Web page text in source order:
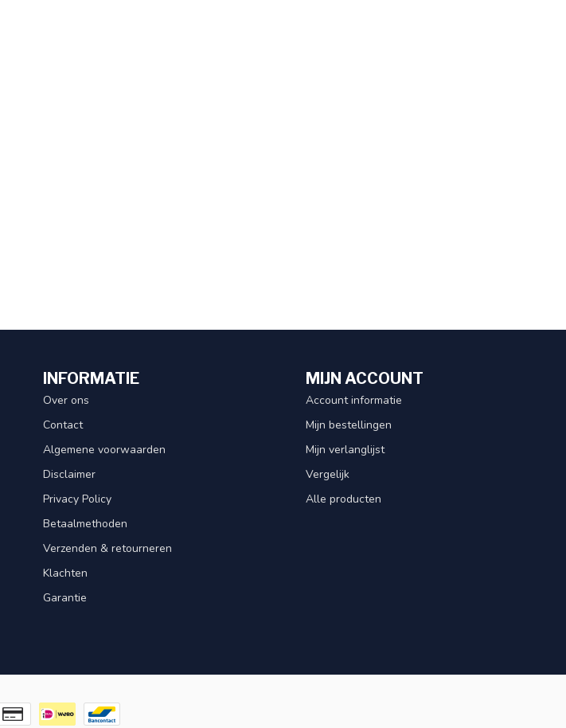
INFORMATIE
Over ons
Contact
Algemene voorwaarden
Disclaimer
Privacy Policy
Betaalmethoden
Verzenden & retourneren
Klachten
Garantie
MIJN ACCOUNT
Account informatie
Mijn bestellingen
Mijn verlanglijst
Vergelijk
Alle producten